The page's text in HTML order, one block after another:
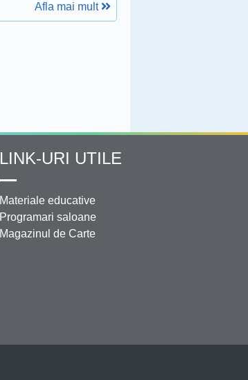
Afla mai mult
LINK-URI UTILE
Materiale educative
Programari saloane
Magazinul de Carte